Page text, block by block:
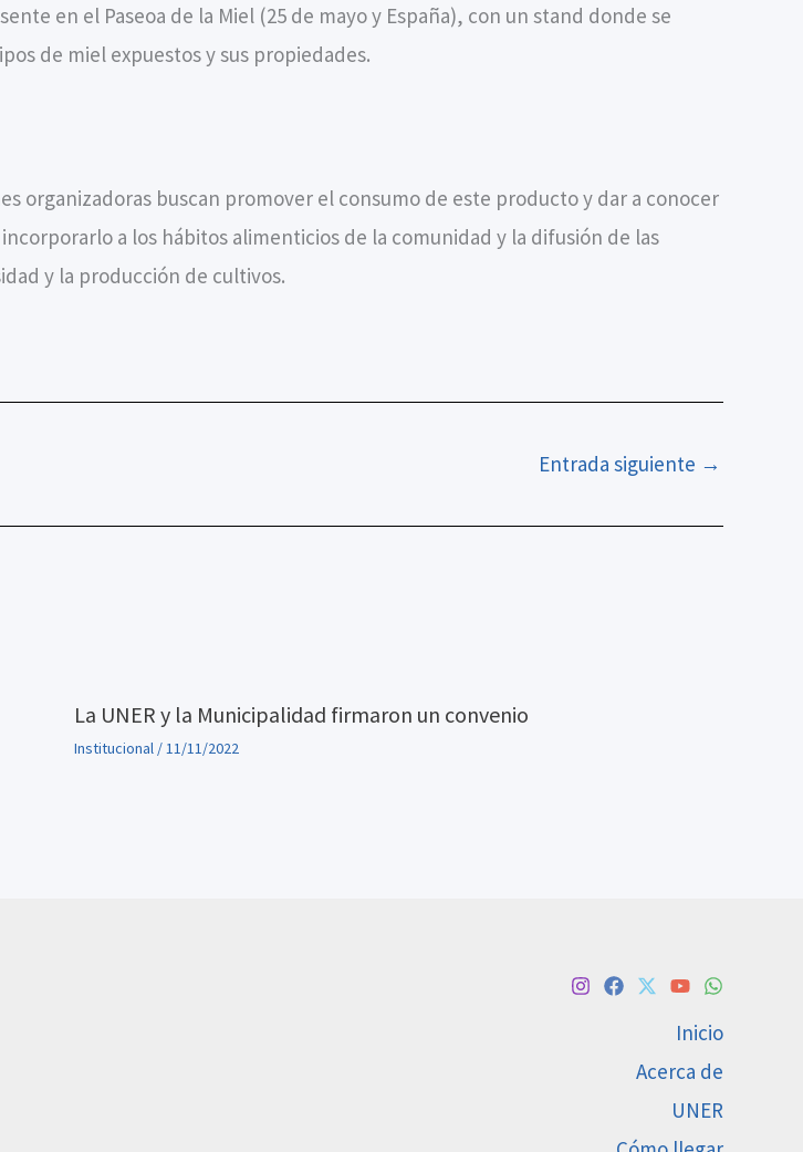
en el Paseoa de la Miel (25 de mayo y España), con un stand donde se
de miel expuestos y sus propiedades.
organizadoras buscan promover el consumo de este producto y dar a conocer
a los hábitos alimenticios de la comunidad y la difusión de las
y la producción de cultivos.
Entrada siguiente →
La UNER y la Municipalidad firmaron un convenio
Institucional/11/11/2022
Inicio
Acerca de
UNER